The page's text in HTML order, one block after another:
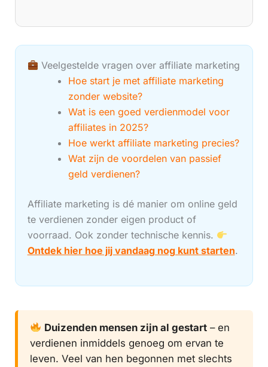
Veelgestelde vragen over affiliate marketing
Hoe start je met affiliate marketing
zonder website?
Wat is een goed verdienmodel voor
affiliates in 2025?
Hoe werkt affiliate marketing precies?
Wat zijn de voordelen van passief
geld verdienen?
Affiliate marketing is dé manier om online geld
te verdienen zonder eigen product of
voorraad. Ook zonder technische kennis.
Ontdek hier hoe jij vandaag nog kunt starten.
Duizenden mensen zijn al gestart– en
verdienen inmiddels genoeg om ervan te
leven. Veel van hen begonnen met slechts